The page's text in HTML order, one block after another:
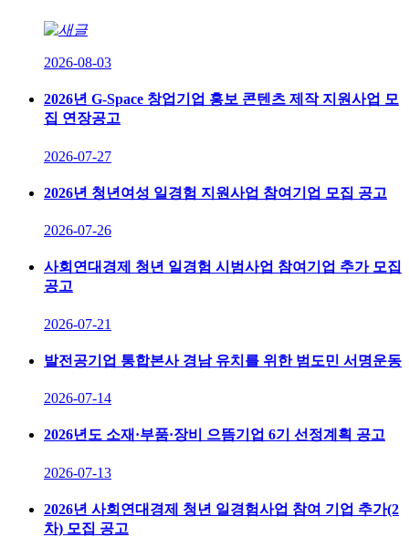
2026-08-03
2026년 G-Space 창업기업 홍보 콘텐츠 제작 지원사업 모
집 연장공고
2026-07-27
2026년 청년여성 일경험 지원사업 참여기업 모집 공고
2026-07-26
사회연대경제 청년 일경험 시범사업 참여기업 추가 모집
공고
2026-07-21
발전공기업 통합본사 경남 유치를 위한 범도민 서명운동
2026-07-14
2026년도 소재·부품·장비 으뜸기업 6기 선정계획 공고
2026-07-13
2026년 사회연대경제 청년 일경험사업 참여 기업 추가(2
차) 모집 공고